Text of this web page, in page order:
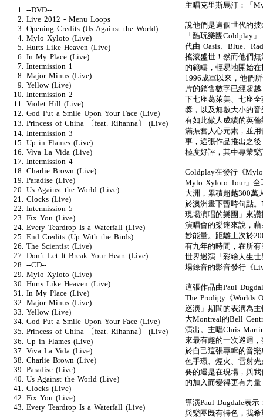
主唱克里斯馬汀：「
說他們是這個世代的
「酷玩樂團Coldplay
代由 Oasis、Blue、
搖滾盛世！然而他們
的範疇，輕易地開始
1996成軍以來，他們
片的銷售數字已經超
下七座葛萊美、七座
獎，以及無數大小的
有如此傲人成績的英
滿振奮人心元素，並
事，這張作品推出之
極度好評，其中專業
Coldplay在發行《
Mylo Xyloto Tour」全
大洲，累積超越300萬
於澳洲畫下暫時句點
現場演唱的樂團」來
演唱會的樂迷來說，
妙能量。距離上次於
有九年的時間，在所
世界巡演「彩繪人生
場錄音的影音發行《
這張作品由Paul
The Prodigy《Worlds
巡演」期間的表演為主
大Montreal的Bell
演出。主唱Chris
來最有趣的一次巡迴
於自己這張專輯的音
色手環、煙火、雷射
要的還是在現場，與
的加入而變得更有力
導演Paul Dugdale表
與樂團既有特色，我
--DVD--
Live 2012 - Menu Loops
Opening Credits (Us Against the World)
Mylo Xyloto (Live)
Hurts Like Heaven (Live)
In My Place (Live)
Intermission 1
Major Minus (Live)
Yellow (Live)
Intermission 2
Violet Hill (Live)
God Put a Smile Upon Your Face (Live)
Princess of China 〔feat. Rihanna〕 (Live)
Intermission 3
Up in Flames (Live)
Viva La Vida (Live)
Intermission 4
Charlie Brown (Live)
Paradise (Live)
Us Against the World (Live)
Clocks (Live)
Intermission 5
Fix You (Live)
Every Teardrop Is a Waterfall (Live)
End Credits (Up With the Birds)
The Scientist (Live)
Don`t Let It Break Your Heart (Live)
--CD--
Mylo Xyloto (Live)
Hurts Like Heaven (Live)
In My Place (Live)
Major Minus (Live)
Yellow (Live)
God Put a Smile Upon Your Face (Live)
Princess of China 〔feat. Rihanna〕 (Live)
Up in Flames (Live)
Viva La Vida (Live)
Charlie Brown (Live)
Paradise (Live)
Us Against the World (Live)
Clocks (Live)
Fix You (Live)
Every Teardrop Is a Waterfall (Live)